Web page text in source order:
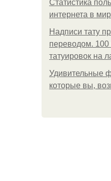
Статистика
интернета в
Надписи тату
переводом.
татуировок на
Удивительные
которые вы,